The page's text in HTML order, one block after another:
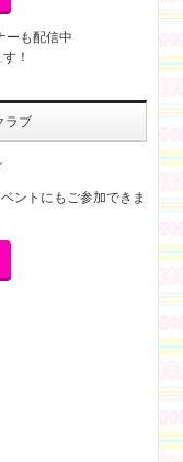
ーも配信中
！
ラブ
ントにもご参加できま